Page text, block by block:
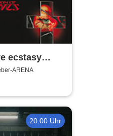
ecstasy
ARENA
20:00 Uhr